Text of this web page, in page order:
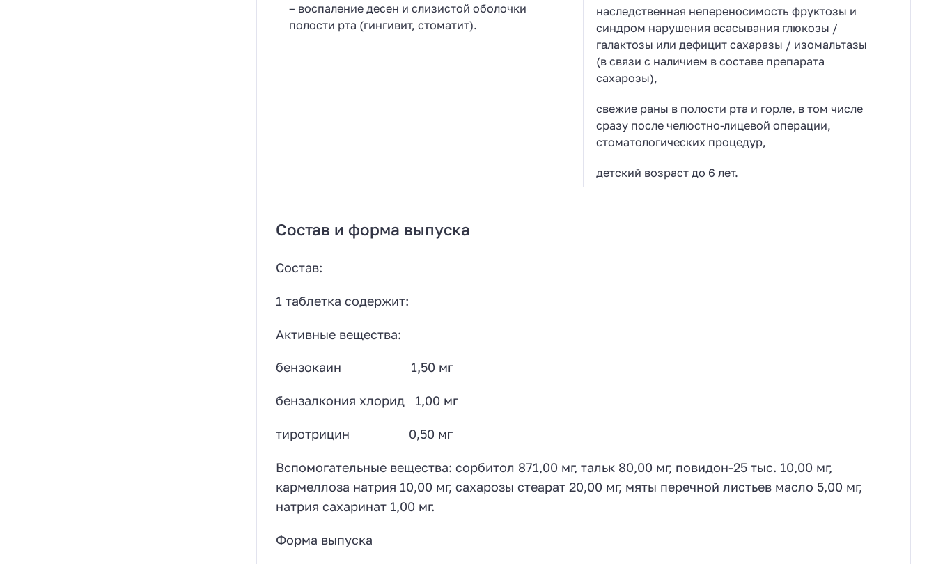
– воспаление десен и слизистой оболочки
полости рта (гингивит, стоматит).
наследственная непереносимость фруктозы и
синдром нарушения всасывания глюкозы /
галактозы или дефицит сахаразы / изомальтазы
(в связи с наличием в составе препарата
сахарозы),
свежие раны в полости рта и горле, в том числе
сразу после челюстно-лицевой операции,
стоматологических процедур,
детский возраст до 6 лет.
Состав и форма выпуска
Состав:
1 таблетка содержит:
Активные вещества:
бензокаин 1,50 мг
бензалкония хлорид 1,00 мг
тиротрицин 0,50 мг
Вспомогательные вещества: сорбитол 871,00 мг, тальк 80,00 мг, повидон-25 тыс. 10,00 мг,
кармеллоза натрия 10,00 мг, сахарозы стеарат 20,00 мг, мяты перечной листьев масло 5,00 мг,
натрия сахаринат 1,00 мг.
Форма выпуска